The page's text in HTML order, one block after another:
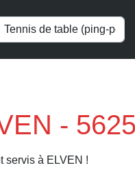
-
servis à ELVEN !